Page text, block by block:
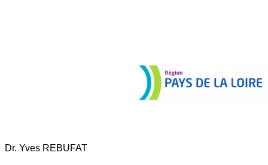
Dr. Yves REBUFAT